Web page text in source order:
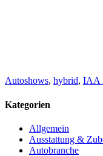
Autoshows, hybrid, IAA
Kategorien
Allgemein
Ausstattung &
Autobranche